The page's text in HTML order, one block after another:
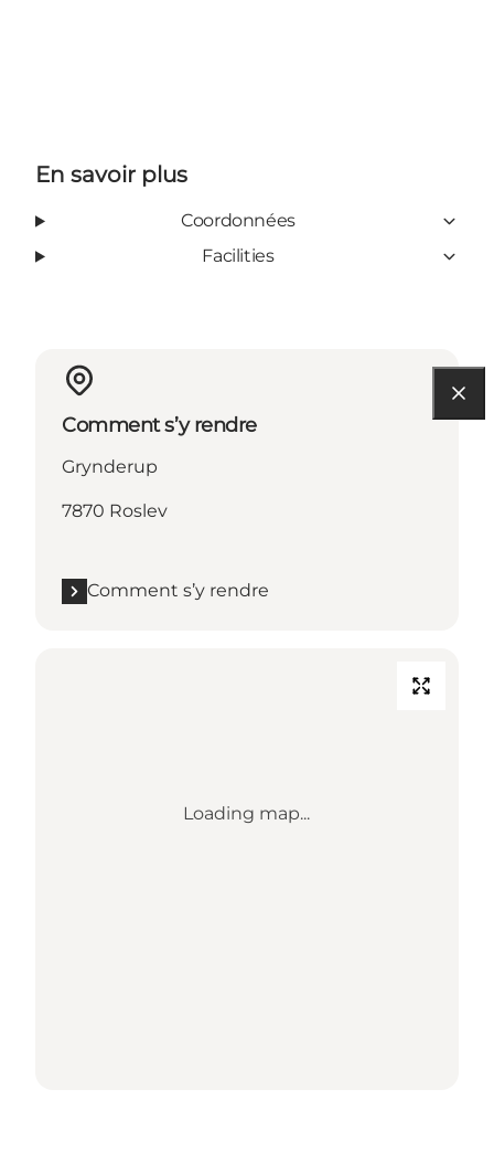
En savoir plus
Coordonnées
Facilities
Comment s’y rendre
Grynderup
7870 Roslev
Comment s’y rendre
Loading map...